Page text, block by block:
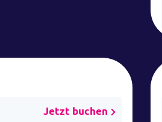
Jetzt buchen